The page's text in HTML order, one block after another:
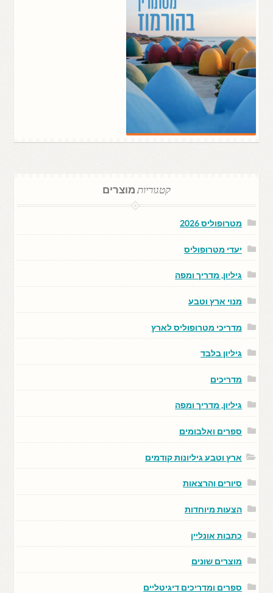
קטגוריותמוצרים
מטרופוליס 2026
יעדי מטרופוליס
גיליון, מדריך ומפה
מנוי ארץ וטבע
מדריכי מטרופוליס לארץ
גיליון בלבד
מדריכים
גיליון, מדריך ומפה
ספרים ואלבומים
ארץ וטבע גיליונות קודמים
סיורים והרצאות
הצעות מיוחדות
כתבות אונליין
מוצרים שונים
ספרים ומדריכים דיגיטליים